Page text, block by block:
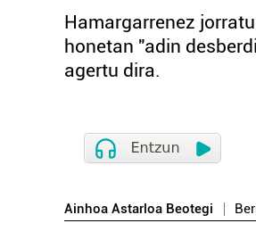
Hamargarrenez
honetan "adin
agertu dira.
Ainhoa Astarloa Beotegi